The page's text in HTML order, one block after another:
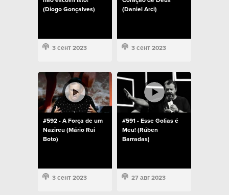
(Diogo Gonçalves)
3 сент 2023
(Daniel Arci)
3 сент 2023
#592 - A Força de um
Nazireu (Mário Rui
Boto)
3 сент 2023
#591 - Esse Golias é
Meu! (Rúben
Barradas)
27 авг 2023